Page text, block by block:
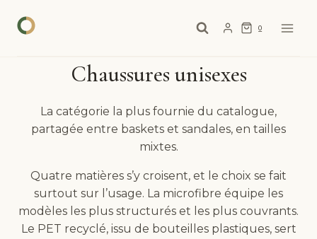
0
Chaussures unisexes
La catégorie la plus fournie du catalogue,
partagée entre baskets et sandales, en tailles
mixtes.
Quatre matières s’y croisent, et le choix se fait
surtout sur l’usage. La microfibre équipe les
modèles les plus structurés et les plus couvrants.
Le PET recyclé, issu de bouteilles plastiques, sert